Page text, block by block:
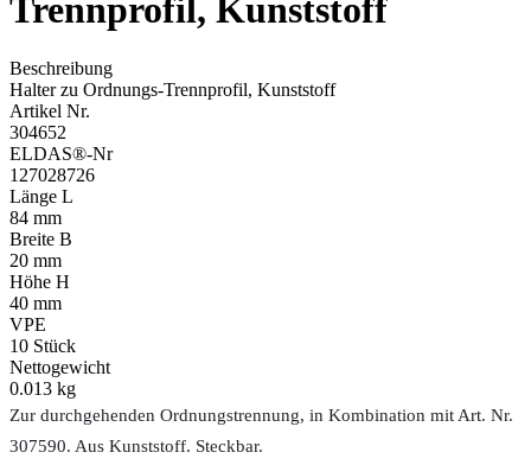
Trennprofil, Kunststoff
Beschreibung
Halter zu Ordnungs-Trennprofil, Kunststoff
Artikel Nr.
304652
ELDAS®-Nr
127028726
Länge L
84 mm
Breite B
20 mm
Höhe H
40 mm
VPE
10 Stück
Nettogewicht
0.013 kg
Zur durchgehenden Ordnungstrennung, in Kombination mit Art. Nr.
307590. Aus Kunststoff. Steckbar.